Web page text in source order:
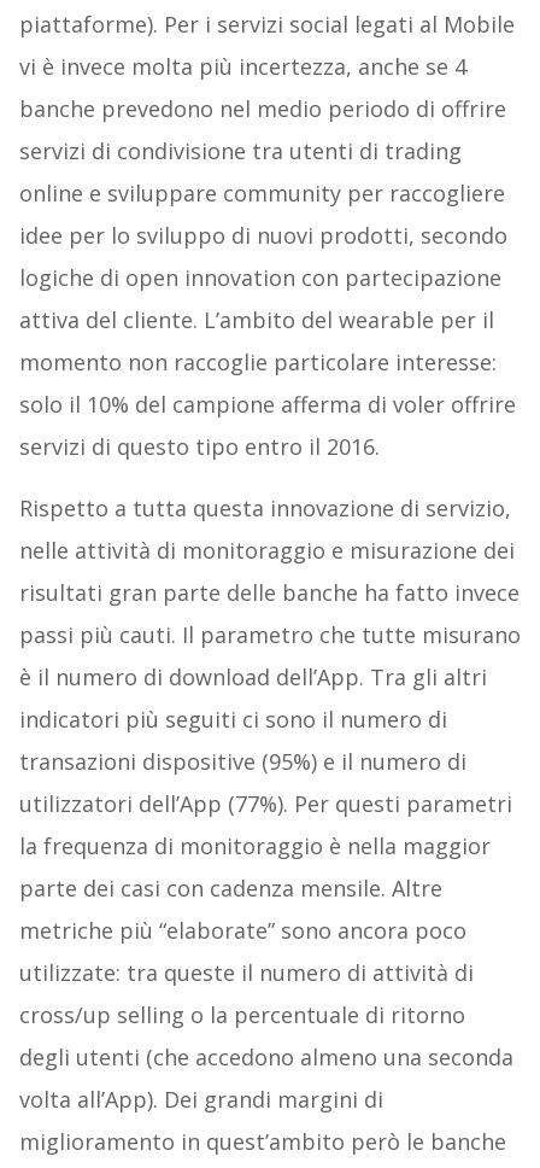
piattaforme). Per i servizi social legati al Mobile
vi è invece molta più incertezza, anche se 4
banche prevedono nel medio periodo di offrire
servizi di condivisione tra utenti di trading
online e sviluppare community per raccogliere
idee per lo sviluppo di nuovi prodotti, secondo
logiche di open innovation con partecipazione
attiva del cliente. L’ambito del wearable per il
momento non raccoglie particolare interesse:
solo il 10% del campione afferma di voler offrire
servizi di questo tipo entro il 2016.
Rispetto a tutta questa innovazione di servizio,
nelle attività di monitoraggio e misurazione dei
risultati gran parte delle banche ha fatto invece
passi più cauti. Il parametro che tutte misurano
è il numero di download dell’App. Tra gli altri
indicatori più seguiti ci sono il numero di
transazioni dispositive (95%) e il numero di
utilizzatori dell’App (77%). Per questi parametri
la frequenza di monitoraggio è nella maggior
parte dei casi con cadenza mensile. Altre
metriche più “elaborate” sono ancora poco
utilizzate: tra queste il numero di attività di
cross/up selling o la percentuale di ritorno
degli utenti (che accedono almeno una seconda
volta all’App). Dei grandi margini di
miglioramento in quest’ambito però le banche